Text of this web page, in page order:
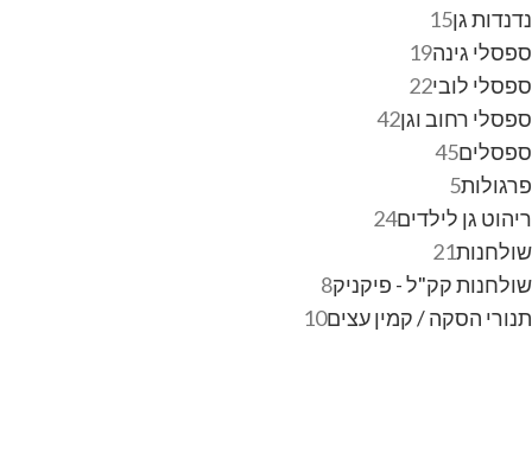
נדנדות גן15
ספסלי גינה19
ספסלי לובי22
ספסלי רחוב וגן42
ספסלים45
פרגולות5
ריהוט גן לילדים24
שולחנות21
שולחנות קק"ל - פיקניק8
תנורי הסקה / קמין עצים10